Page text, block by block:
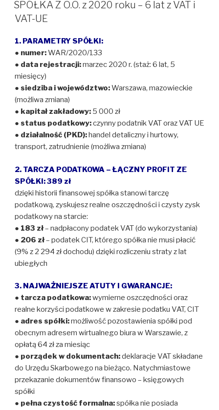
SPÓŁKA Z O.O. z 2020 roku – 6 lat z VAT i
VAT-UE
1. PARAMETRY SPÓŁKI:
● numer:WAR/2020/133
● data rejestracji:marzec 2020 r. (staż: 6 lat, 5
miesięcy)
● siedziba i województwo:Warszawa, mazowieckie
(możliwa zmiana)
● kapitał zakładowy: 5 000 zł
● status podatkowy:czynny podatnik VAT oraz VAT UE
● działalność (PKD):handel detaliczny i hurtowy,
transport, zatrudnienie (możliwa zmiana)
2. TARCZA PODATKOWA – ŁĄCZNY PROFIT ZE
SPÓŁKI: 389 zł
dzięki historii finansowej spółka stanowi tarczę
podatkową, zyskujesz realne oszczędności i czysty zysk
podatkowy na starcie:
● 183 zł– nadpłacony podatek VAT (do wykorzystania)
● 206 zł– podatek CIT, którego spółka nie musi płacić
(9% z 2 294 zł dochodu) dzięki rozliczeniu straty z lat
ubiegłych
3. NAJWAŻNIEJSZE ATUTY I GWARANCJE:
● tarcza podatkowa:wymierne oszczędności oraz
realne korzyści podatkowe w zakresie podatku VAT, CIT
● adres spółki:możliwość pozostawienia spółki pod
obecnym adresem wirtualnego biura w Warszawie, z
opłatą 64 zł za miesiąc
● porządek w dokumentach:deklaracje VAT składane
do Urzędu Skarbowego na bieżąco. Natychmiastowe
przekazanie dokumentów finansowo – księgowych
spółki
● pełna czystość formalna:spółka nie posiada